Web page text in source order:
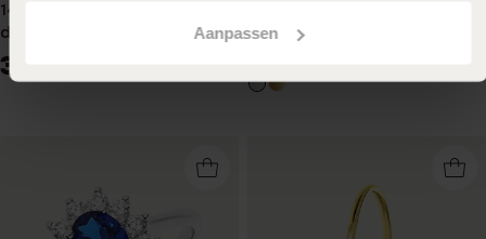
Aanpassen
14K geelgouden ring met 12
diamanten 0,015ct slag.
349
39 99